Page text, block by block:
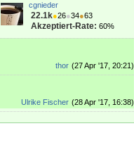
cgnieder
22.1k●26●34●63
Akzeptiert-Rate: 60%
(27 Apr '17, 20:21)
thor
(28 Apr '17, 16:38)
Ulrike Fischer